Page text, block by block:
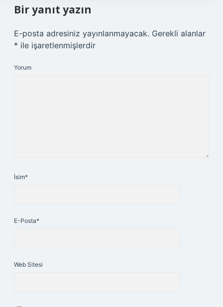
Bir yanıt yazın
E-posta adresiniz yayınlanmayacak. Gerekli alanlar
* ile işaretlenmişlerdir
Yorum
İsim*
E-Posta*
Web Sitesi